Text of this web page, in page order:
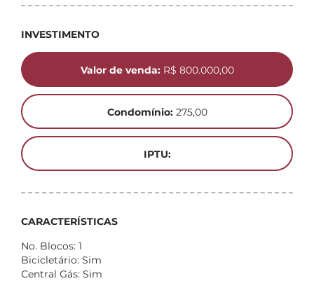
INVESTIMENTO
Valor de venda:R$ 800.000,00
Condomínio:275,00
IPTU:
CARACTERÍSTICAS
No. Blocos: 1
Bicicletário: Sim
Central Gás: Sim